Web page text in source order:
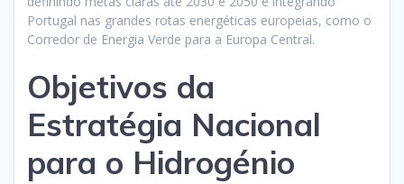
Portugal nas grandes rotas energéticas europeias, como o
Corredor de Energia Verde para a Europa Central.
Objetivos da
Estratégia Nacional
para o Hidrogénio